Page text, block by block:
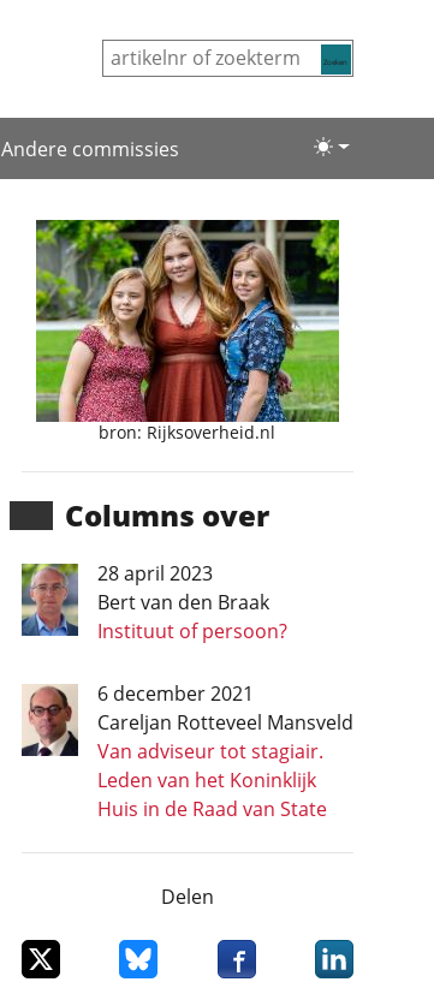
Lichte/
Andere commissies
bron: Rijksoverheid.nl
Columns over
28 april 2023
Bert van den Braak
Instituut of persoon?
6 december 2021
Careljan Rotteveel Mansveld
Van adviseur tot stagiair.
Leden van het Koninklijk
Huis in de Raad van State
Delen
Deel dit item op XDeel dit item op Bluesky
Deel dit item op
Deel dit